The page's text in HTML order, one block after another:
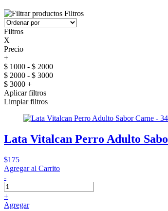
Filtros
Filtros
X
Precio
+
$ 1000 - $ 2000
$ 2000 - $ 3000
$ 3000 +
Aplicar filtros
Limpiar filtros
Lata Vitalcan Perro Adulto
$175
Agregar al Carrito
-
+
Agregar